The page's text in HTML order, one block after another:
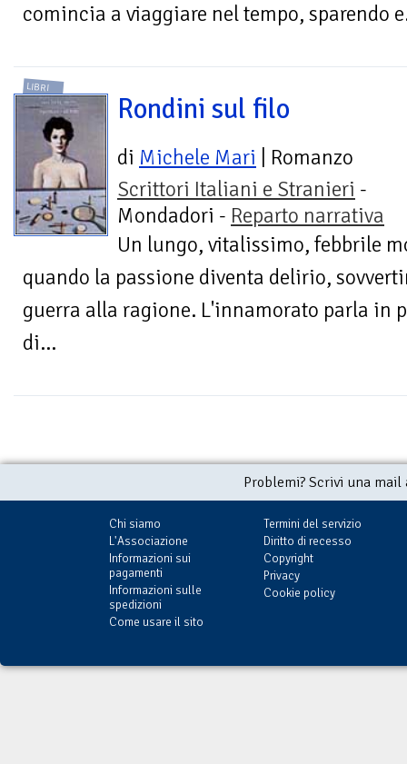
comincia a viaggiare nel tempo, sparendo
LIBRI
Rondini sul filo
di Michele Mari | Romanzo
Scrittori Italiani e Stranieri -
Mondadori - Reparto narrativa
Un lungo, vitalissimo, febbrile
quando la passione diventa delirio,
guerra alla ragione. L'innamorato parla in
di...
Problemi? Scrivi una
Chi siamo
L'Associazione
Informazioni sui
pagamenti
Informazioni sulle
spedizioni
Come usare il sito
Termini del servizio
Diritto di recesso
Copyright
Privacy
Cookie policy